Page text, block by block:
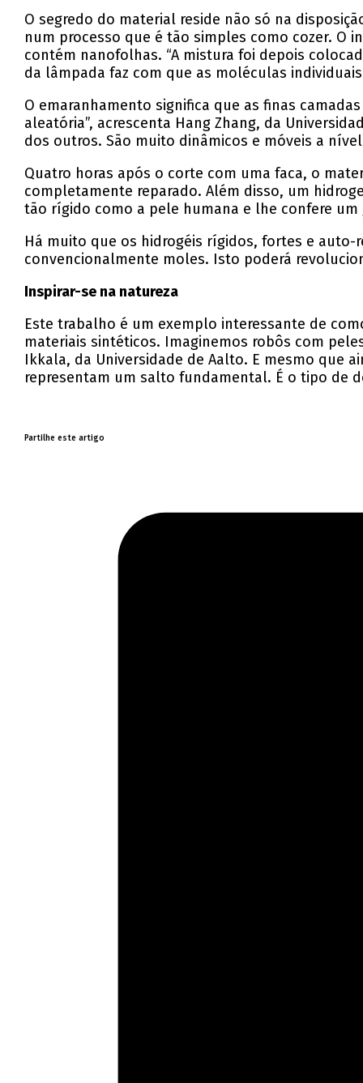
O segredo do material reside não só na
num processo que é tão simples como cozer. O
contém nanofolhas. “A mistura foi depois
da lâmpada faz com que as moléculas
O emaranhamento significa que as finas
aleatória”, acrescenta Hang Zhang, da
dos outros. São muito dinâmicos e móveis a
Quatro horas após o corte com uma faca, o
completamente reparado. Além disso, um
tão rígido como a pele humana e lhe confere
Há muito que os hidrogéis rígidos, fortes e auto-
convencionalmente moles. Isto poderá
Inspirar-se na natureza
Este trabalho é um exemplo interessante de
materiais sintéticos. Imaginemos robôs com
Ikkala, da Universidade de Aalto. E mesmo que
representam um salto fundamental. É o tipo de
Partilhe este artigo